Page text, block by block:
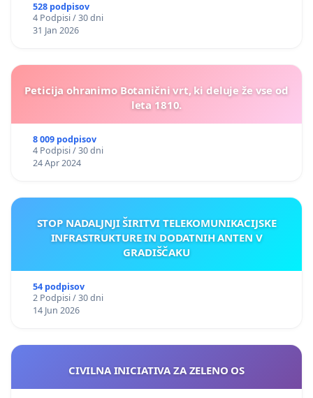
528 podpisov
4 Podpisi / 30 dni
31 Jan 2026
Peticija ohranimo Botanični vrt, ki deluje že vse od
leta 1810.
8 009 podpisov
4 Podpisi / 30 dni
24 Apr 2024
STOP NADALJNJI ŠIRITVI TELEKOMUNIKACIJSKE
INFRASTRUKTURE IN DODATNIH ANTEN V
GRADIŠČAKU
54 podpisov
2 Podpisi / 30 dni
14 Jun 2026
CIVILNA INICIATIVA ZA ZELENO OS